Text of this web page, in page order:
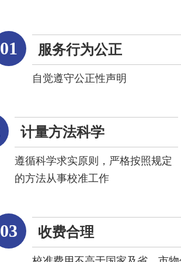
01 服务行为公正
自觉遵守公正性声明
计量方法科学
遵循科学求实原则，严格按照规定
的方法从事校准工作
03 收费合理